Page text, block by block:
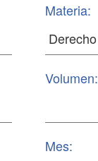
Materia:
Volumen:
Mes: